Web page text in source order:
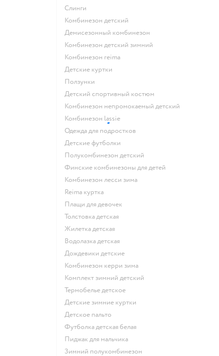
Слинги
Комбинезон детский
Демисезонный комбинезон
Комбинезон детский зимний
Комбинезон reima
Детские куртки
Ползунки
Детский спортивный костюм
Комбинезон непромокаемый детский
Комбинезон lassie
Одежда для подростков
Детские футболки
Полукомбинезон детский
Финские комбинезоны для детей
Комбинезон лесси зима
Reima куртка
Плащи для девочек
Толстовка детская
Жилетка детская
Водолазка детская
Дождевики детские
Комбинезон керри зима
Комплект зимний детский
Термобелье детское
Детские зимние куртки
Детское пальто
Футболка детская белая
Пиджак для мальчика
Зимний полукомбинезон